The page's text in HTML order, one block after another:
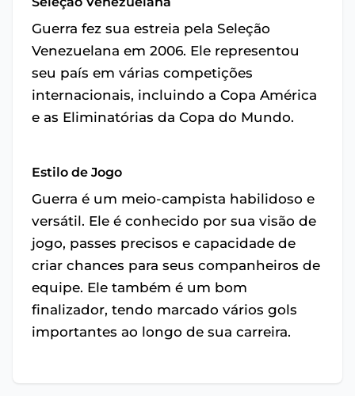
Guerra fez sua estreia pela Seleção
Venezuelana em 2006. Ele representou
seu país em várias competições
internacionais, incluindo a Copa América
e as Eliminatórias da Copa do Mundo.
Estilo de Jogo
Guerra é um meio-campista habilidoso e
versátil. Ele é conhecido por sua visão de
jogo, passes precisos e capacidade de
criar chances para seus companheiros de
equipe. Ele também é um bom
finalizador, tendo marcado vários gols
importantes ao longo de sua carreira.